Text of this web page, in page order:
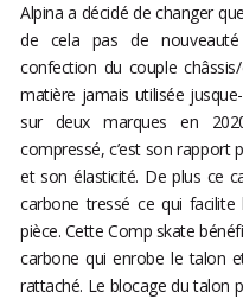
Alpina a décidé de changer
de cela pas de nouveauté
confection du couple
matière jamais utilisée
sur deux marques en
compressé, c’est son rapport
et son élasticité. De plus ce
carbone tressé ce qui
pièce. Cette Comp skate
carbone qui enrobe le talon
rattaché. Le blocage du talon